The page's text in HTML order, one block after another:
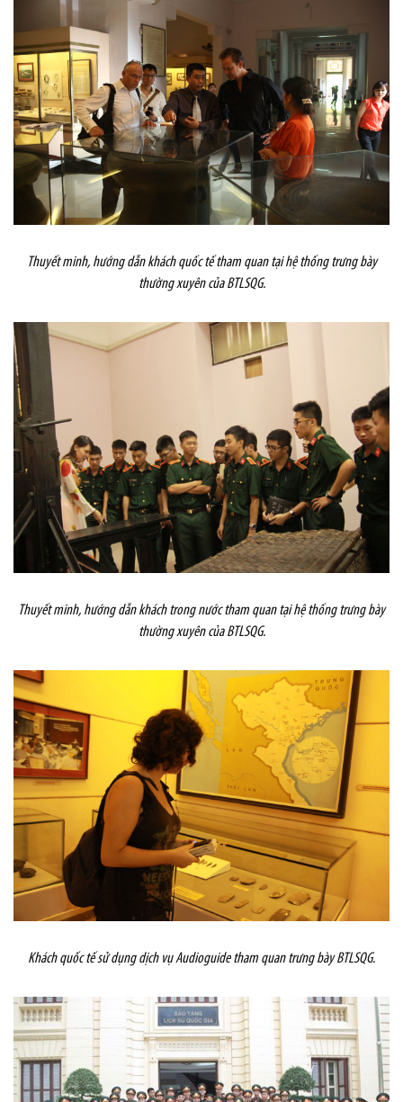
Thuyết minh, hướng dẫn khách quốc tếtham quantại hệ thống trưng bày
thường xuyên của BTLSQG.
Thuyết minh, hướng dẫn khách trong nướctham quantại hệ thống trưng bày
thường xuyên của BTLSQG.
Khách quốc tế sử dụng dịch vụ Audioguide tham quan trưng bày BTLSQG.